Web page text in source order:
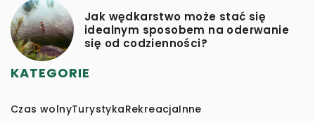
Jak wędkarstwo może stać się
idealnym sposobem na oderwanie
się od codzienności?
KATEGORIE
Czas wolnyTurystykaRekreacjaInne